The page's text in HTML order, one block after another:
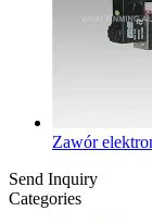
Zawór
Send Inquiry
Categories